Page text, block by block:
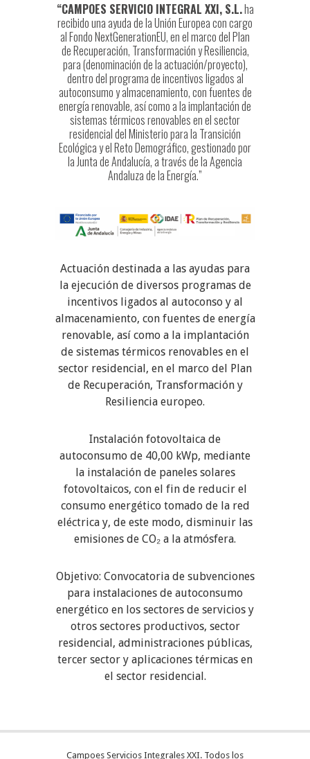
“CAMPOES SERVICIO INTEGRAL XXI, S.L.ha
recibido una ayuda de la Unión Europea con cargo
al Fondo NextGenerationEU, en el marco del Plan
de Recuperación, Transformación y Resiliencia,
para (denominación de la actuación/proyecto),
dentro del programa de incentivos ligados al
autoconsumo y almacenamiento, con fuentes de
energía renovable, así como a la implantación de
sistemas térmicos renovables en el sector
residencial del Ministerio para la Transición
Ecológica y el Reto Demográfico, gestionado por
la Junta de Andalucía, a través de la Agencia
Andaluza de la Energía.”
Actuación destinada a las ayudas para
la ejecución de diversos programas de
incentivos ligados al autoconso y al
almacenamiento, con fuentes de energía
renovable, así como a la implantación
de sistemas térmicos renovables en el
sector residencial, en el marco del Plan
de Recuperación, Transformación y
Resiliencia europeo.
Instalación fotovoltaica de
autoconsumo de 40,00 kWp, mediante
la instalación de paneles solares
fotovoltaicos, con el fin de reducir el
consumo energético tomado de la red
eléctrica y, de este modo, disminuir las
emisiones de CO₂ a la atmósfera.
Objetivo: Convocatoria de subvenciones
para instalaciones de autoconsumo
energético en los sectores de servicios y
otros sectores productivos, sector
residencial, administraciones públicas,
tercer sector y aplicaciones térmicas en
el sector residencial.
Campoes Servicios Integrales XXI. Todos los